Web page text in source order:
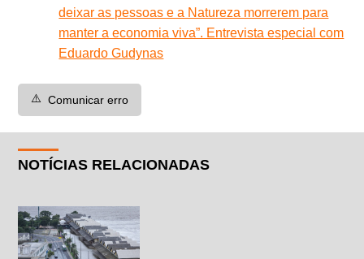
deixar as pessoas e a Natureza morrerem para
manter a economia viva”. Entrevista especial com
Eduardo Gudynas
⚠️ Comunicar erro
NOTÍCIAS RELACIONADAS